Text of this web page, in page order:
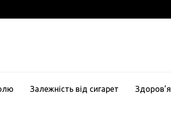
Залежність від сигарет Здоров’я